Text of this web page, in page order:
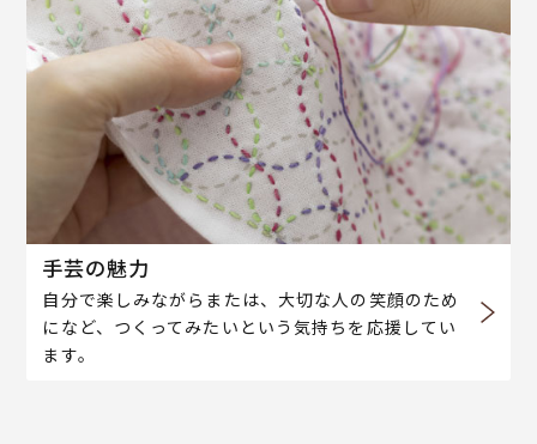
手芸の魅力
自分で楽しみながらまたは、大切な人の笑顔のため
になど、つくってみたいという気持ちを応援してい
ます。